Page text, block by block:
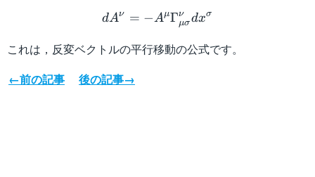
dAν = −AμΓμσ
ν dxσ
これは，反変ベクトルの平行移動の公式です。
←前の記事
後の記事→